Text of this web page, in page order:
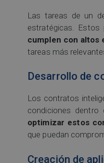
Las tareas de un
estratégicas.
cumplen con altos
tareas más
Desarrollo de
Los contratos
condiciones
optimizar estos
que puedan
Creación de